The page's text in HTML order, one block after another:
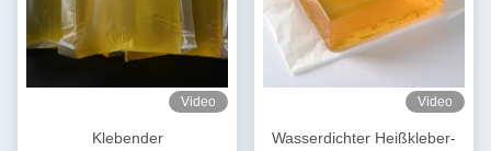
Video
Klebender
Video
Wasserdichter Heißkleber-